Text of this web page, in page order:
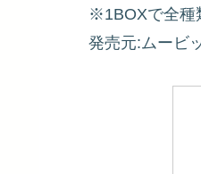
※1BOXで全種
発売元:ムービ